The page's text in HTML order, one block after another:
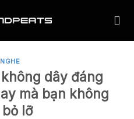
dây đáng
mà bạn không
lỡ